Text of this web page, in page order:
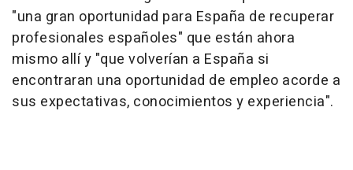
"una gran oportunidad para España de recuperar
profesionales españoles" que están ahora
mismo allí y "que volverían a España si
encontraran una oportunidad de empleo acorde a
sus expectativas, conocimientos y experiencia".